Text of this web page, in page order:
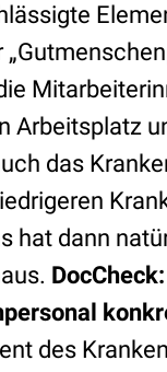
Arbeitsplatz
das
hat dann
des